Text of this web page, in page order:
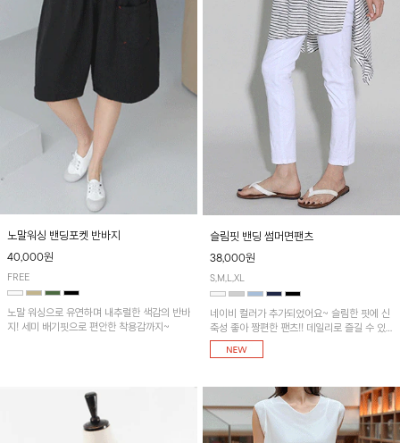
노말워싱 밴딩포켓 반바지
40,000원
FREE
노말 워싱으로 유연하며 내추럴한 색감의 반바
지! 세미 배기핏으로 편안한 착용감까지~
슬림핏 밴딩 썸머면팬츠
38,000원
S,M,L,XL
네이비 컬러가 추가되었어요~ 슬림한 핏에 신
축성 좋아 짱편한 팬츠!! 데일리로 즐길 수 있
는 기본 컬러들로 준비했어요~